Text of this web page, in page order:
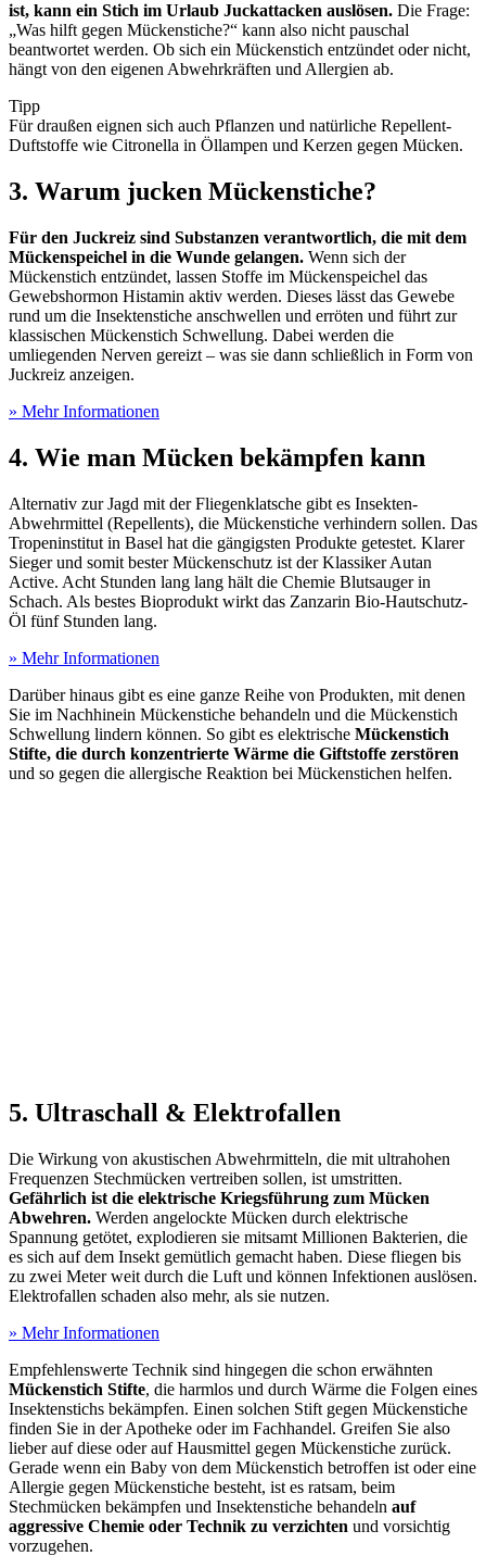
ist, kann ein Stich im Urlaub Juckattacken auslösen. Die Frage:
„Was hilft gegen Mückenstiche?“ kann also nicht pauschal
beantwortet werden. Ob sich ein Mückenstich entzündet oder nicht,
hängt von den eigenen Abwehrkräften und Allergien ab.
Tipp
Für draußen eignen sich auch Pflanzen und natürliche Repellent-
Duftstoffe wie Citronella in Öllampen und Kerzen gegen Mücken.
3. Warum jucken Mückenstiche?
Für den Juckreiz sind Substanzen verantwortlich, die mit dem
Mückenspeichel in die Wunde gelangen. Wenn sich der
Mückenstich entzündet, lassen Stoffe im Mückenspeichel das
Gewebshormon Histamin aktiv werden. Dieses lässt das Gewebe
rund um die Insektenstiche anschwellen und erröten und führt zur
klassischen Mückenstich Schwellung. Dabei werden die
umliegenden Nerven gereizt – was sie dann schließlich in Form von
Juckreiz anzeigen.
» Mehr Informationen
4. Wie man Mücken bekämpfen kann
Alternativ zur Jagd mit der Fliegenklatsche gibt es Insekten-
Abwehrmittel (Repellents), die Mückenstiche verhindern sollen. Das
Tropeninstitut in Basel hat die gängigsten Produkte getestet. Klarer
Sieger und somit bester Mückenschutz ist der Klassiker Autan
Active. Acht Stunden lang lang hält die Chemie Blutsauger in
Schach. Als bestes Bioprodukt wirkt das Zanzarin Bio-Hautschutz-
Öl fünf Stunden lang.
» Mehr Informationen
Darüber hinaus gibt es eine ganze Reihe von Produkten, mit denen
Sie im Nachhinein Mückenstiche behandeln und die Mückenstich
Schwellung lindern können. So gibt es elektrische Mückenstich
Stifte, die durch konzentrierte Wärme die Giftstoffe zerstören
und so gegen die allergische Reaktion bei Mückenstichen helfen.
5. Ultraschall & Elektrofallen
Die Wirkung von akustischen Abwehrmitteln, die mit ultrahohen
Frequenzen Stechmücken vertreiben sollen, ist umstritten.
Gefährlich ist die elektrische Kriegsführung zum Mücken
Abwehren. Werden angelockte Mücken durch elektrische
Spannung getötet, explodieren sie mitsamt Millionen Bakterien, die
es sich auf dem Insekt gemütlich gemacht haben. Diese fliegen bis
zu zwei Meter weit durch die Luft und können Infektionen auslösen.
Elektrofallen schaden also mehr, als sie nutzen.
» Mehr Informationen
Empfehlenswerte Technik sind hingegen die schon erwähnten
Mückenstich Stifte, die harmlos und durch Wärme die Folgen eines
Insektenstichs bekämpfen. Einen solchen Stift gegen Mückenstiche
finden Sie in der Apotheke oder im Fachhandel. Greifen Sie also
lieber auf diese oder auf Hausmittel gegen Mückenstiche zurück.
Gerade wenn ein Baby von dem Mückenstich betroffen ist oder eine
Allergie gegen Mückenstiche besteht, ist es ratsam, beim
Stechmücken bekämpfen und Insektenstiche behandeln auf
aggressive Chemie oder Technik zu verzichten und vorsichtig
vorzugehen.